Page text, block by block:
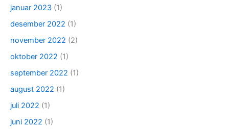
januar 2023 (1)
desember 2022 (1)
november 2022 (2)
oktober 2022 (1)
september 2022 (1)
august 2022 (1)
juli 2022 (1)
juni 2022 (1)